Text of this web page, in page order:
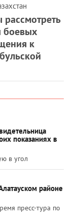
боевых
к
показаниях в
в угол
районе
пресс-тура по